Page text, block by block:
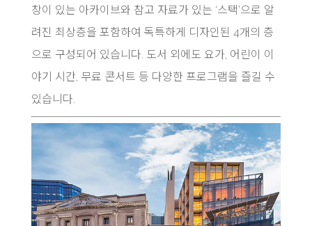
창이 있는 아카이브와 참고 자료가 있는 ‘스택’으로 알
려진 최상층을 포함하여 독특하게 디자인된 4개의 층
으로 구성되어 있습니다. 도서 외에도 요가, 어린이 이
야기 시간, 무료 콘서트 등 다양한 프로그램을 즐길 수
있습니다.